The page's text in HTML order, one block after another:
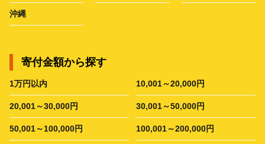
沖縄
寄付金額から探す
1万円以内 10,001～20,000円
20,001～30,000円 30,001～50,000円
50,001～100,000円 100,001～200,000円